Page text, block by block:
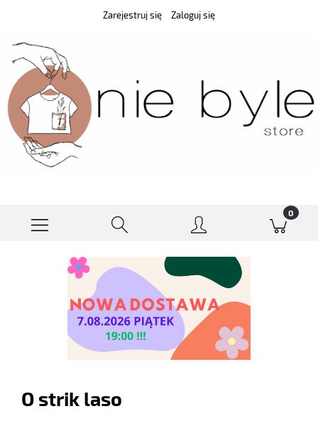
Zarejestruj się Zaloguj się
O strik laso